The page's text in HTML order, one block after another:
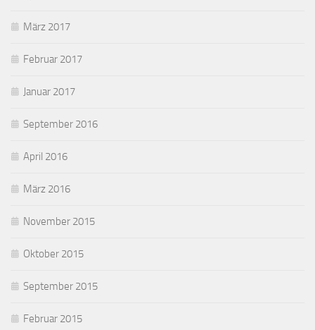
März 2017
Februar 2017
Januar 2017
September 2016
April 2016
März 2016
November 2015
Oktober 2015
September 2015
Februar 2015